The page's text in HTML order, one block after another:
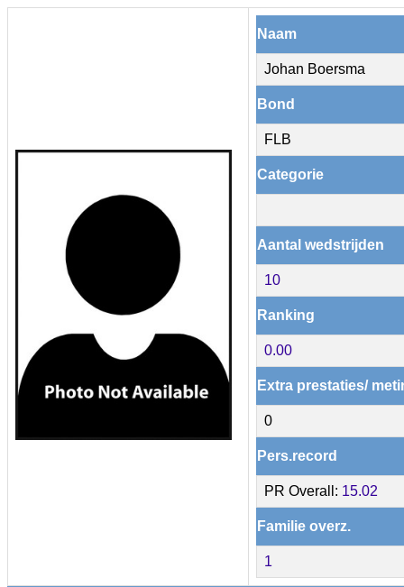
Naam
Johan Boersma
Bond
FLB
Categorie
Aantal wedstrijden
10
Ranking
0.00
Extra prestaties/
0
Pers.record
PR Overall: 15.02
Familie overz.
1